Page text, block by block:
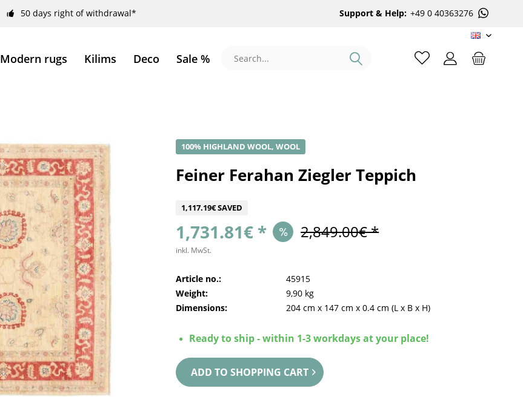
50 days right of withdrawal* Support & Help: +49 0 40363276
EN
Modern rugs Kilims Deco Sale %
100% HIGHLAND WOOL, WOOL
Feiner Ferahan Ziegler Teppich
1,117.19€ SAVED
1,731.81€ * 2,849.00€ *
inkl. MwSt.
Article no.:
45915
Weight:
9,90 kg
Dimensions:
204 cm x 147 cm x0.4 cm (L x B x H)
Ready to ship - within 1-3 workdays at your place!
ADD TO SHOPPING CART